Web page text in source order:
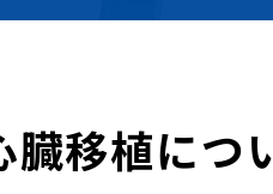
臓移植につ